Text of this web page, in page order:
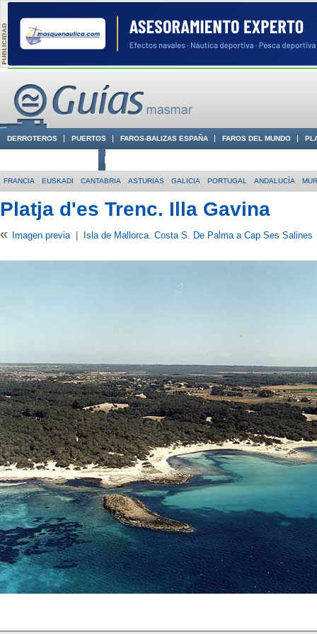
DERROTEROS PUERTOS FAROS-BALIZAS ESPAÑA FAROS DEL MUNDO
FRANCIA EUSKADI CANTABRIA ASTURIAS GALICIA PORTUGAL ANDALUCÍA
Platja d'es Trenc. Illa Gavina
« Imagen previa | Isla de Mallorca. Costa S. De Palma a Cap Ses Salines